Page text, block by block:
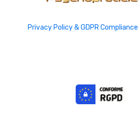
Privacy Policy & GDPR Compliance